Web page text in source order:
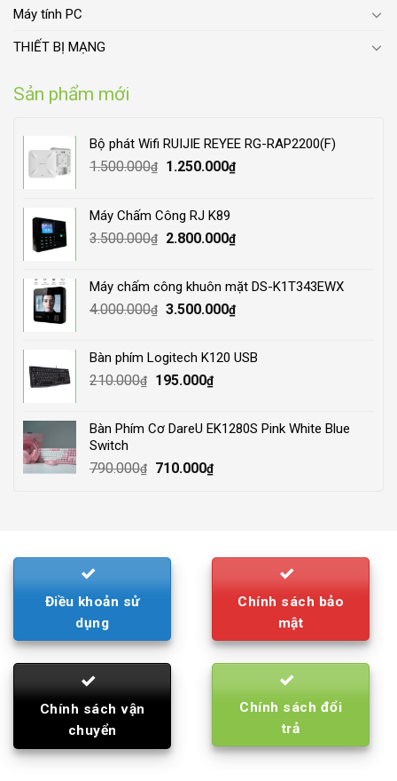
Máy tính PC
THIẾT BỊ MẠNG
Sản phẩm mới
Bộ phát Wifi RUIJIE REYEE RG-RAP2200(F)
1.500.000₫
Original
1.500.000₫.
1.250.000₫Current
Máy Chấm Công RJ K89
3.500.000₫
Original
3.500.000₫.
2.800.000₫Current
2.800.000₫.
Máy chấm công khuôn mặt DS-K1T343EWX
4.000.000₫ Original
4.000.000₫.
3.500.000₫Current
3.500.000₫.
Bàn phím Logitech K120 USB
210.000₫
Original
210.000₫.
195.000₫Current
195.000₫.
Bàn Phím Cơ DareU EK1280S Pink White Blue
Switch
790.000₫
Original
710.000₫Current
Điều khoản sử
dụng
Chính sách bảo
mật
Chính sách vận
chuyển
Chính sách đổi
trả